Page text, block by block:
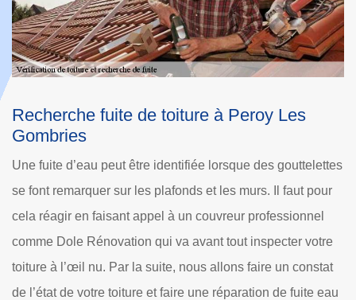
Recherche de fuite de toiture à Peroy Les
Gombries
La recherche de fuite sur la toiture doit être réalisée avant
la saison de pluie pour que votre toit soit étanche. Il faut
ainsi détecter les infiltrations et adopter le bon dépannage
pour assurer la tenue du toit. En effet, l’eau de pluie et la
moisissure ainsi que les détritus peuvent s’infiltrer à travers
la toiture. Au service d’une vérification de toiture et